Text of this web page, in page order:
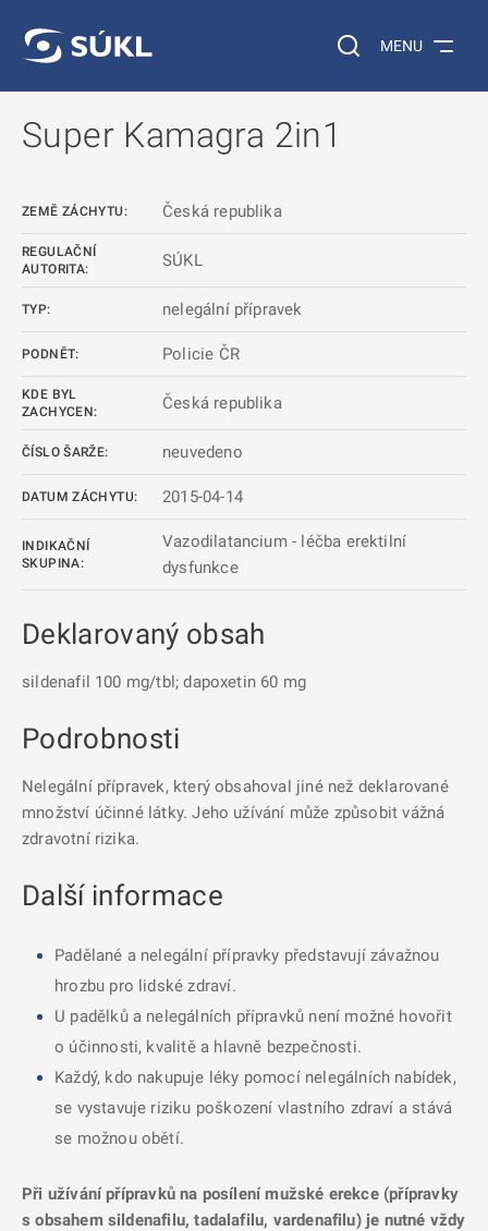
Vyhledávání na
MENU
Super Kamagra 2in1
ZEMĚ ZÁCHYTU: Česká republika
REGULAČNÍ
AUTORITA:
SÚKL
TYP: nelegální přípravek
PODNĚT: Policie ČR
KDE BYL
ZACHYCEN:
Česká republika
ČÍSLO ŠARŽE: neuvedeno
DATUM ZÁCHYTU: 2015-04-14
INDIKAČNÍ
SKUPINA:
Vazodilatancium - léčba erektilní
dysfunkce
Deklarovaný obsah
sildenafil 100 mg/tbl; dapoxetin 60 mg
Podrobnosti
Nelegální přípravek, který obsahoval jiné než deklarované
množství účinné látky. Jeho užívání může způsobit vážná
zdravotní rizika.
Další informace
Padělané a nelegální přípravky představují závažnou
hrozbu pro lidské zdraví.
U padělků a nelegálních přípravků není možné hovořit
o účinnosti, kvalitě a hlavně bezpečnosti.
Každý, kdo nakupuje léky pomocí nelegálních nabídek,
se vystavuje riziku poškození vlastního zdraví a stává
se možnou obětí.
Při užívání přípravků na posílení mužské erekce (přípravky
s obsahem sildenafilu, tadalafilu, vardenafilu) je nutné vždy